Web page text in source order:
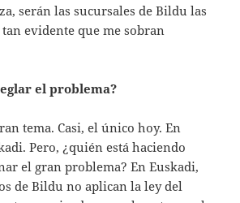
serán las sucursales de Bildu las
evidente que me sobran
el problema?
tema. Casi, el único hoy. En
Pero, ¿quién está haciendo
el gran problema? En Euskadi,
de Bildu no aplican la ley del